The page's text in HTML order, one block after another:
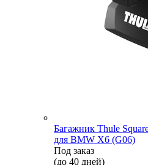
Багажник Thule
для BMW X6 (G06)
Под заказ
(до 40 дней)